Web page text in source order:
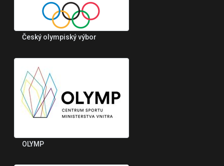
Český olympiský výbor
OLYMP